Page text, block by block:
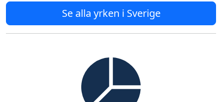
Se alla yrken i Sverige